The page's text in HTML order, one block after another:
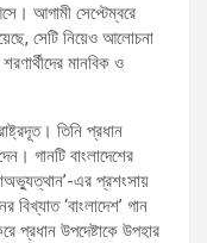
আগামী সেপ্টেম্বরে
সেটি নিয়েও আলোচনা
মানবিক ও
তিনি প্রধান
গানটি বাংলাদেশের
এর প্রশংসায়
‘বাংলাদেশ’ গান
প্রধান উপদেষ্টাকে উপহার